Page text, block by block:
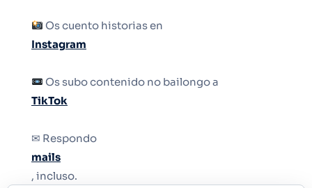
Os cuento historias en
Instagram
Os subo contenido no bailongo a
TikTok
✉ Respondo
mails
, incluso.